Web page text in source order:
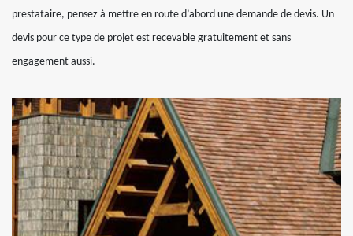
prestataire, pensez à mettre en route d’abord une demande de devis. Un
devis pour ce type de projet est recevable gratuitement et sans
engagement aussi.